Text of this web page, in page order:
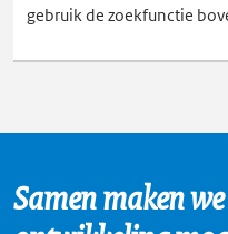
gebruik de zoekfunctie
Samen maken